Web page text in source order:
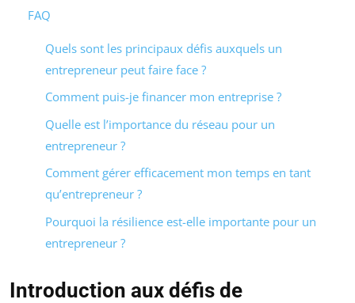
FAQ
Quels sont les principaux défis auxquels un
entrepreneur peut faire face ?
Comment puis-je financer mon entreprise ?
Quelle est l’importance du réseau pour un
entrepreneur ?
Comment gérer efficacement mon temps en tant
qu’entrepreneur ?
Pourquoi la résilience est-elle importante pour un
entrepreneur ?
Introduction aux défis de